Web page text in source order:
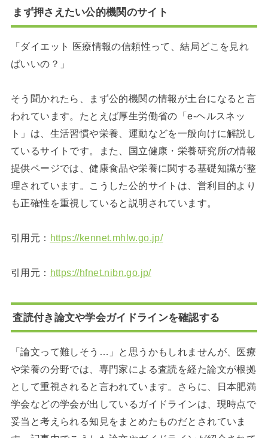
まず押さえたい公的機関のサイト
「ダイエット 医療情報の信頼性って、結局どこを見れ
ばいいの？」
そう聞かれたら、まず公的機関の情報が土台になると言
われています。たとえば厚生労働省の「e-ヘルスネッ
ト」は、生活習慣や栄養、運動などを一般向けに解説し
ているサイトです。また、国立健康・栄養研究所の情報
提供ページでは、健康食品や栄養に関する基礎知識が整
理されています。こうした公的サイトは、営利目的より
も正確性を重視していると説明されています。
引用元： https://kennet.mhlw.go.jp/
引用元： https://hfnet.nibn.go.jp/
査読付き論文や学会ガイドラインを確認する
「論文って難しそう…」と思うかもしれませんが、医療
や栄養の分野では、専門家による査読を経た論文が根拠
として重視されると言われています。さらに、日本肥満
学会などの学会が出しているガイドラインは、現時点で
妥当と考えられる知見をまとめたものだとされていま